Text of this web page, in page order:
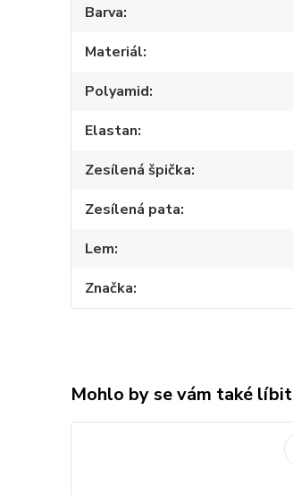
Barva
Materiál
Polyamid
Elastan
Zesílená špička
Zesílená pata
Lem
Značka
Mohlo by se vám také líbit